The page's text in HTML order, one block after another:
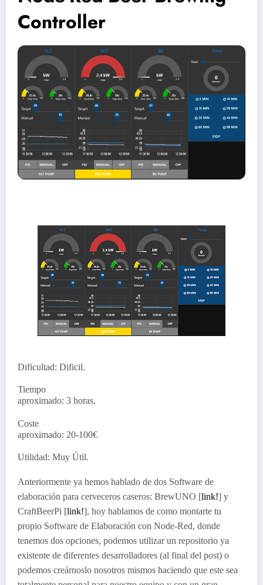
Controller
Dificultad: Dificil.
Tiempo
aproximado: 3 horas.
Coste
aproximado: 20-100€
Utilidad: Muy Útil.
Anteriormente ya hemos hablado de dos Software de
elaboración para cerveceros caseros: BrewUNO [link!] y
CraftBeerPi [link!], hoy hablamos de como montarte tu
propio Software de Elaboración con Node-Red, donde
tenemos dos opciones, podemos utilizar un repositorio ya
existente de diferentes desarrolladores (al final del post) o
podemos creárnoslo nosotros mismos haciendo que este sea